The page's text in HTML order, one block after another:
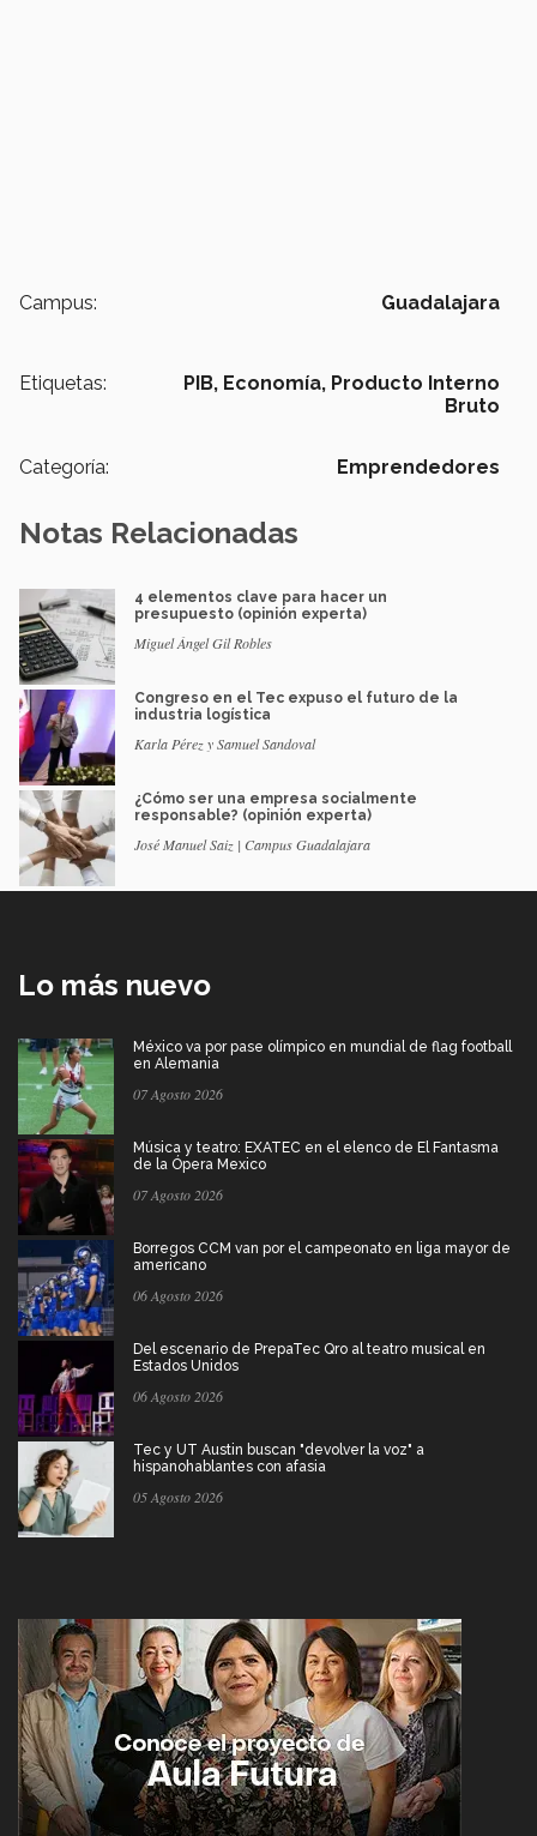
Campus: Guadalajara
Etiquetas: PIB, Economía, Producto Interno
Bruto
Categoría: Emprendedores
Notas Relacionadas
4 elementos clave para hacer un
presupuesto (opinión experta)
Miguel Ángel Gil Robles
Congreso en el Tec expuso el futuro de la
industria logística
Karla Pérez y Samuel Sandoval
¿Cómo ser una empresa socialmente
responsable? (opinión experta)
José Manuel Saiz | Campus Guadalajara
Lo más nuevo
México va por pase olímpico en mundial de flag football
en Alemania
07 Agosto 2026
Música y teatro: EXATEC en el elenco de El Fantasma
de la Ópera Mexico
07 Agosto 2026
Borregos CCM van por el campeonato en liga mayor de
americano
06 Agosto 2026
Del escenario de PrepaTec Qro al teatro musical en
Estados Unidos
06 Agosto 2026
Tec y UT Austin buscan "devolver la voz" a
hispanohablantes con afasia
05 Agosto 2026